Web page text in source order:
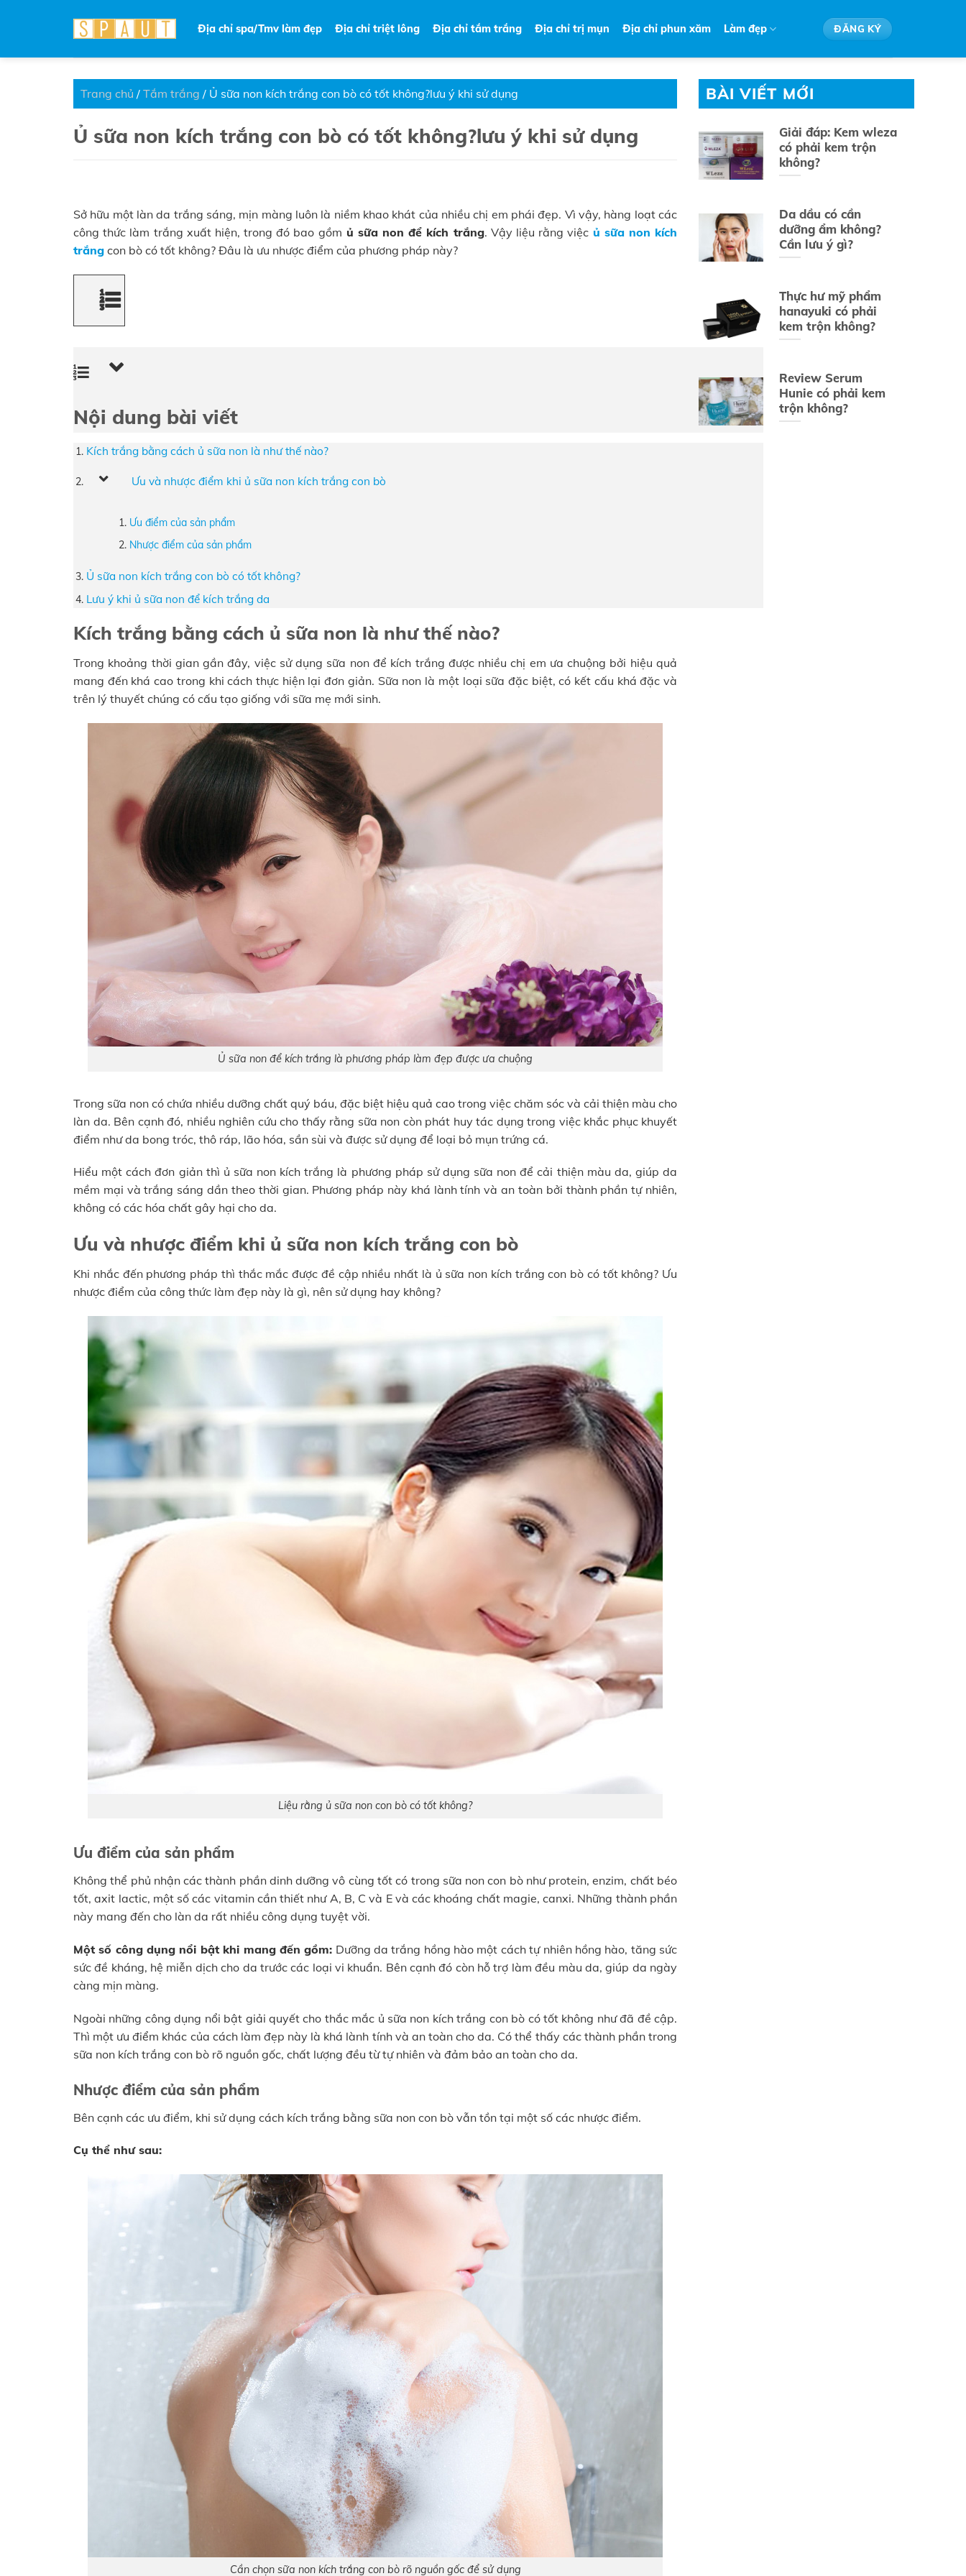
Địa chỉ spa/Tmv làm đẹp Địa chỉ triệt lông Địa chỉ tắm trắng Địa chỉ trị mụn Địa chỉ phun xăm Làm đẹp ĐĂNG KÝ
Trang chủ / Tắm trắng / Ủ sữa non kích trắng con bò có tốt không?lưu ý khi sử dụng
Ủ sữa non kích trắng con bò có tốt không?lưu ý khi sử dụng
Sở hữu một làn da trắng sáng, mịn màng luôn là niềm khao khát của nhiều chị em phái đẹp. Vì vậy, hàng loạt các
công thức làm trắng xuất hiện, trong đó bao gồm ủ sữa non để kích trắng. Vậy liệu rằng việc ủ sữa non kích
trắng con bò có tốt không? Đâu là ưu nhược điểm của phương pháp này?
Nội dung bài viết
Kích trắng bằng cách ủ sữa non là như thế nào?
Ưu và nhược điểm khi ủ sữa non kích trắng con bò
Ưu điểm của sản phẩm
Nhược điểm của sản phẩm
Ủ sữa non kích trắng con bò có tốt không?
Lưu ý khi ủ sữa non để kích trắng da
Kích trắng bằng cách ủ sữa non là như thế nào?
Trong khoảng thời gian gần đây, việc sử dụng sữa non để kích trắng được nhiều chị em ưa chuộng bởi hiệu quả
mang đến khá cao trong khi cách thực hiện lại đơn giản. Sữa non là một loại sữa đặc biệt, có kết cấu khá đặc và
trên lý thuyết chúng có cấu tạo giống với sữa mẹ mới sinh.
Ủ sữa non để kích trắng là phương pháp làm đẹp được ưa chuộng
Trong sữa non có chứa nhiều dưỡng chất quý báu, đặc biệt hiệu quả cao trong việc chăm sóc và cải thiện màu cho
làn da. Bên cạnh đó, nhiều nghiên cứu cho thấy rằng sữa non còn phát huy tác dụng trong việc khắc phục khuyết
điểm như da bong tróc, thô ráp, lão hóa, sần sùi và được sử dụng để loại bỏ mụn trứng cá.
Hiểu một cách đơn giản thì ủ sữa non kích trắng là phương pháp sử dụng sữa non để cải thiện màu da, giúp da
mềm mại và trắng sáng dần theo thời gian. Phương pháp này khá lành tính và an toàn bởi thành phần tự nhiên,
không có các hóa chất gây hại cho da.
Ưu và nhược điểm khi ủ sữa non kích trắng con bò
Khi nhắc đến phương pháp thì thắc mắc được đề cập nhiều nhất là ủ sữa non kích trắng con bò có tốt không? Ưu
nhược điểm của công thức làm đẹp này là gì, nên sử dụng hay không?
Liệu rằng ủ sữa non con bò có tốt không?
Ưu điểm của sản phẩm
Không thể phủ nhận các thành phần dinh dưỡng vô cùng tốt có trong sữa non con bò như protein, enzim, chất béo
tốt, axit lactic, một số các vitamin cần thiết như A, B, C và E và các khoáng chất magie, canxi. Những thành phần
này mang đến cho làn da rất nhiều công dụng tuyệt vời.
Một số công dụng nổi bật khi mang đến gồm: Dưỡng da trắng hồng hào một cách tự nhiên hồng hào, tăng sức
sức đề kháng, hệ miễn dịch cho da trước các loại vi khuẩn. Bên cạnh đó còn hỗ trợ làm đều màu da, giúp da ngày
càng mịn màng.
Ngoài những công dụng nổi bật giải quyết cho thắc mắc ủ sữa non kích trắng con bò có tốt không như đã đề cập.
Thì một ưu điểm khác của cách làm đẹp này là khá lành tính và an toàn cho da. Có thể thấy các thành phần trong
sữa non kích trắng con bò rõ nguồn gốc, chất lượng đều từ tự nhiên và đảm bảo an toàn cho da.
Nhược điểm của sản phẩm
Bên cạnh các ưu điểm, khi sử dụng cách kích trắng bằng sữa non con bò vẫn tồn tại một số các nhược điểm.
Cụ thể như sau:
Cần chọn sữa non kích trắng con bò rõ nguồn gốc để sử dụng
BÀI VIẾT MỚI
Giải đáp: Kem wleza
có phải kem trộn
không?
Da dầu có cần
dưỡng ẩm không?
Cần lưu ý gì?
Thực hư mỹ phẩm
hanayuki có phải
kem trộn không?
Review Serum
Hunie có phải kem
trộn không?